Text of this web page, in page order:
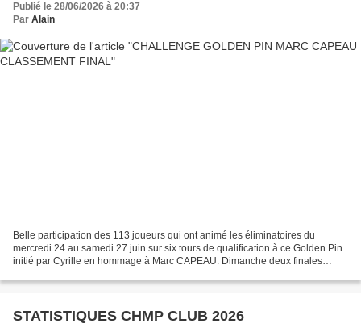
Publié le 28/06/2026 à 20:37
Par Alain
Belle participation des 113 joueurs qui ont animé les éliminatoires du
mercredi 24 au samedi 27 juin sur six tours de qualification à ce Golden Pin
initié par Cyrille en hommage à Marc CAPEAU. Dimanche deux finales
STATISTIQUES CHMP CLUB 2026